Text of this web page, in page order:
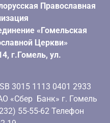
Православная
«Гомельская
Церкви»
г.Гомель, ул.
3015 1113 0401 2933
«Сбер Банк» г. Гомель
55-55-62 Телефон